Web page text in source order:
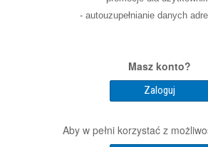
- autouzupełnianie danych
Masz konto?
Zaloguj
Aby w pełni korzystać z